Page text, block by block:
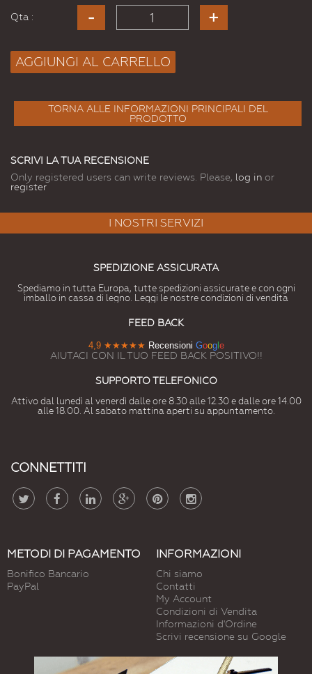
Qta :
AGGIUNGI AL CARRELLO
TORNA ALLE INFORMAZIONI PRINCIPALI DEL
PRODOTTO
SCRIVI LA TUA RECENSIONE
Only registered users can write reviews. Please, log in or
register
I NOSTRI SERVIZI
SPEDIZIONE ASSICURATA
Spediamo in tutta Europa, tutte spedizioni assicurate e con ogni
imballo in cassa di legno. Leggi le nostre condizioni di vendita
FEED BACK
4,9 ★★★★★ Recensioni Googl e
AIUTACI CON IL TUO FEED BACK POSITIVO!!
SUPPORTO TELEFONICO
Attivo dal lunedì al venerdì dalle ore 8.30 alle 12.30 e dalle ore 14.00
alle 18.00. Al sabato mattina aperti su appuntamento.
CONNETTITI
METODI DI PAGAMENTO
Bonifico Bancario
PayPal
INFORMAZIONI
Chi siamo
Contatti
My Account
Condizioni di Vendita
Informazioni d'Ordine
Scrivi recensione su Google